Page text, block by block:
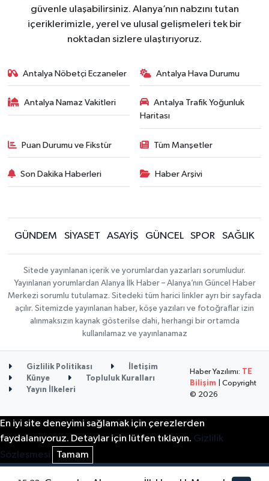
güvenle ulaşabilirsiniz. Alanya’nın nabzını tutan
içeriklerimizle, yerel ve ulusal gelişmeleri tek bir
noktadan sizlere ulaştırıyoruz.
Antalya Nöbetçi Eczaneler Antalya Hava Durumu
Antalya Namaz Vakitleri
Antalya Trafik Yoğunluk
Haritası
Puan Durumu ve Fikstür Tüm Manşetler
Son Dakika Haberleri Haber Arşivi
GÜNDEM SİYASET ASAYİŞ GÜNCEL SPOR SAĞLIK
Sitede yayınlanan içerik ve yorumlardan yazarları sorumludur.
Yayınlanan yorumlardan Alanya İlk Haber – Alanya’nın Güncel Haber
Merkezi sorumlu tutulamaz. Sitedeki tüm harici linkler ayrı bir sayfada
açılır. Sitemizde yayınlanan haber, köşe yazıları ve fotoğraflar izin
alınmaksızın kaynak gösterilse dahi, herhangi bir ortamda
kullanılamaz ve yayınlanamaz
Gizlilik Politikası
İletişim
Künye
Topluluk Kuralları
Yayın İlkeleri
Haber Yazılımı:
TE
Bilişim | Copyright
© 2026
En iyi site deneyimi sağlamak için çerezlerden
faydalanıyoruz. Detaylar için lütfen tıklayın. Gizlilik
Sözleşmesi
Tamam